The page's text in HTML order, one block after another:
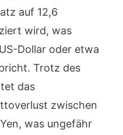
auf 12,6
wird, was
Dollar oder etwa
Trotz des
das
zwischen
was ungefähr